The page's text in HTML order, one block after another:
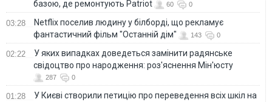
базою, де ремонтують Patriot 60 0
03:28
Netflix поселив людину у білборді, що рекламує
фантастичний фільм "Останній дім"
143 0
02:22
У яких випадках доведеться замінити радянське
свідоцтво про народження: роз'яснення Мін'юсту
287 0
01:28
У Києві створили петицію про переведення всіх шкіл на